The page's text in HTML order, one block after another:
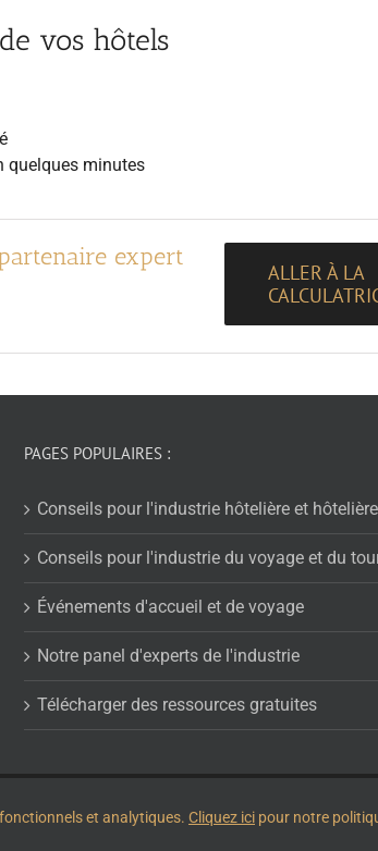
vos hôtels
quelques minutes
expert
ALLER À LA
PAGES POPULAIRES :
Conseils pour l'industrie hôtelière et hôtelière
Conseils pour l'industrie du voyage et du
Événements d'accueil et de voyage
Notre panel d'experts de l'industrie
Télécharger des ressources gratuites
. et analytiques. Cliquez ici pour notre